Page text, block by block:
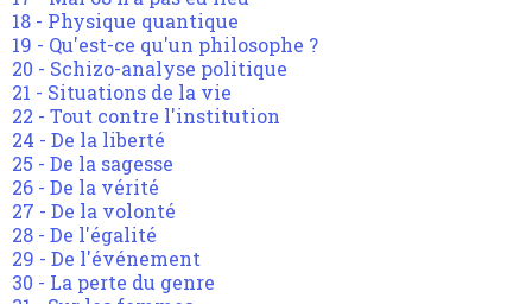
18 - Physique quantique
19 - Qu'est-ce qu'un philosophe ?
20 - Schizo-analyse politique
21 - Situations de la vie
22 - Tout contre l'institution
24 - De la liberté
25 - De la sagesse
26 - De la vérité
27 - De la volonté
28 - De l'égalité
29 - De l'événement
30 - La perte du genre